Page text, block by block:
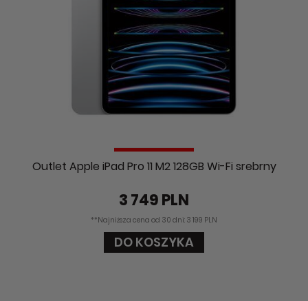
Outlet Apple iPad Pro 11 M2 128GB Wi-Fi srebrny
3 749 PLN
**Najniższa cena od 30 dni: 3 199 PLN
DO KOSZYKA